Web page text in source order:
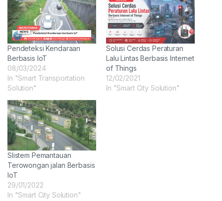
Pendeteksi Kendaraan
Berbasis IoT
08/03/2024
In "Smart Transportation
Solution"
Solusi Cerdas Peraturan
Lalu Lintas Berbasis Internet
of Things
12/02/2021
In "Smart City Solution"
SIistem Pemantauan
Terowongan jalan Berbasis
IoT
29/01/2022
In "Smart City Solution"